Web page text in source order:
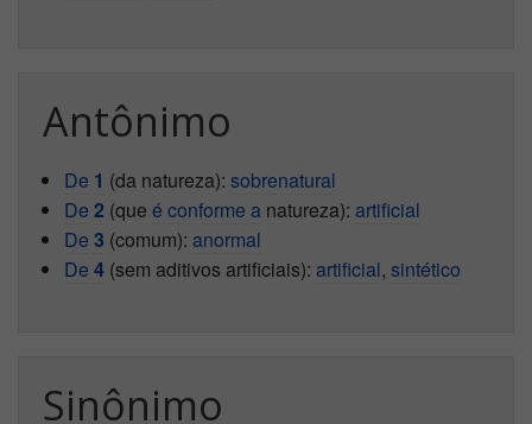
Antônimo
De 1 (da natureza): sobrenatural
De 2 (que é conforme anatureza): artificial
De 3 (comum): anormal
De 4(sem aditivos artificiais): artificial, sintético
Sinônimo